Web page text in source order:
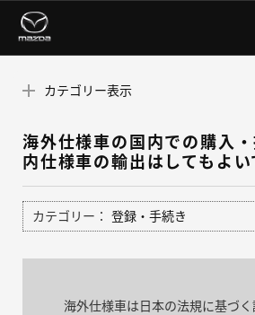
カテゴリー表示
海外仕様車の国内での購入
内仕様車の輸出はしてもよい
カテゴリー： 登録・手続き
海外仕様車は日本の法規に基づ